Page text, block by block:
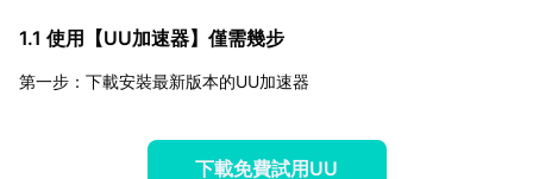
1.1 使用【UU加速器】僅需幾步
第一步：下載安裝最新版本的UU加速器
下載免費試用UU